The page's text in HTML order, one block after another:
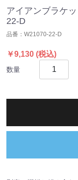
アイアンブラケ
22-D
品番： W21070-22-D
￥9,130 (税込)
数量